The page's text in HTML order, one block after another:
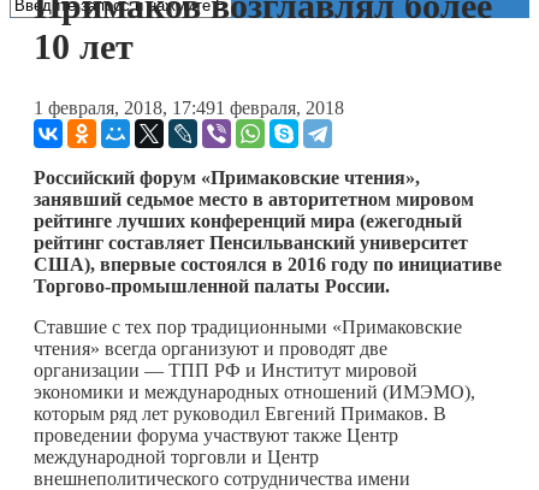
10 лет
1 февраля, 2018, 17:491 февраля, 2018
Российский форум «Примаковские чтения»,
занявший седьмое место в авторитетном мировом
рейтинге лучших конференций мира (ежегодный
рейтинг составляет Пенсильванский университет
США), впервые состоялся в 2016 году по инициативе
Торгово-промышленной палаты России.
Ставшие с тех пор традиционными «Примаковские
чтения» всегда организуют и проводят две
организации — ТПП РФ и Институт мировой
экономики и международных отношений (ИМЭМО),
которым ряд лет руководил Евгений Примаков. В
проведении форума участвуют также Центр
международной торговли и Центр
внешнеполитического сотрудничества имени